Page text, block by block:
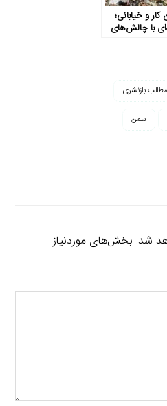
کار و خیابانی؛
‌با ‌چالش‌های
مطالب بازنشری
سمن
شد. بخش‌های موردنیاز